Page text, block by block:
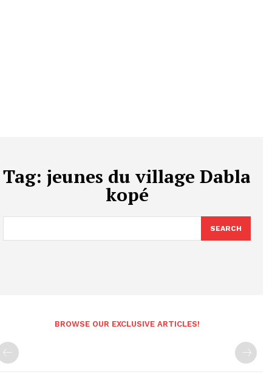
Tag: jeunes du village Dabla
kopé
SEARCH
BROWSE OUR EXCLUSIVE ARTICLES!